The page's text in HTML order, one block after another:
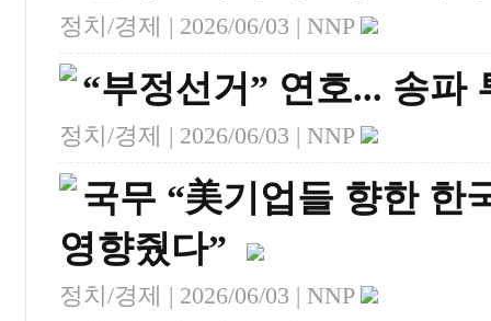
정치/경제 | 2026/06/03 | NNP
“부정선거” 연호... 송파
정치/경제 | 2026/06/03 | NNP
국무 “美기업들 향한 한
영향줬다”
정치/경제 | 2026/06/03 | NNP